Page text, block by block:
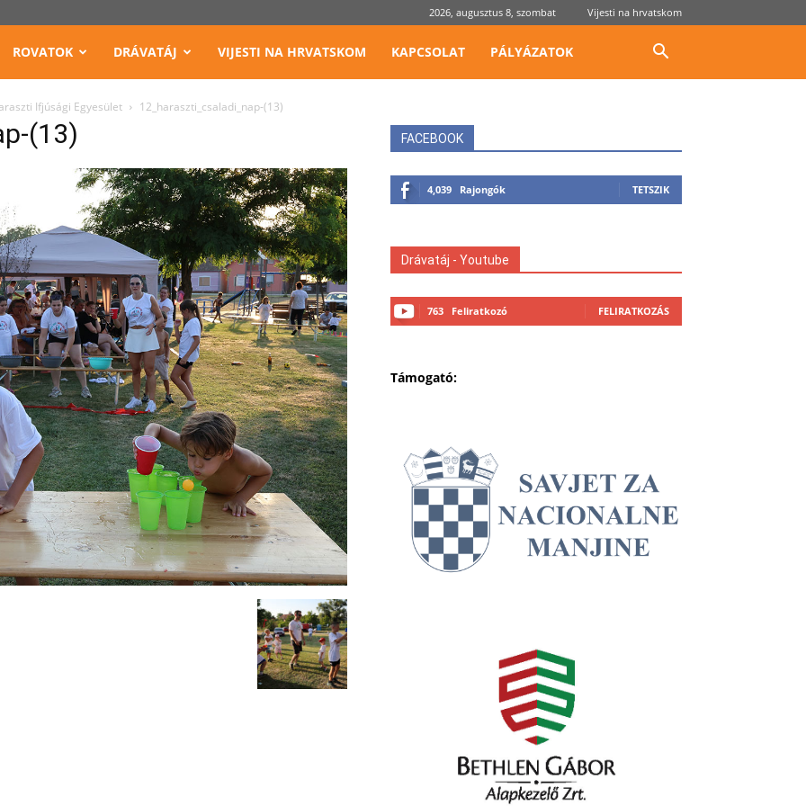
2026, augusztus 8, szombat Vijesti na hrvatskom
ROVATOK DRÁVATÁJ VIJESTI NA HRVATSKOM KAPCSOLAT PÁLYÁZATOK
Ifjúsági Egyesület 12_haraszti_csaladi_nap-(13)
(13) FACEBOOK
4,039 Rajongók TETSZIK
Drávatáj - Youtube
763 Feliratkozó FELIRATKOZÁS
Támogató: